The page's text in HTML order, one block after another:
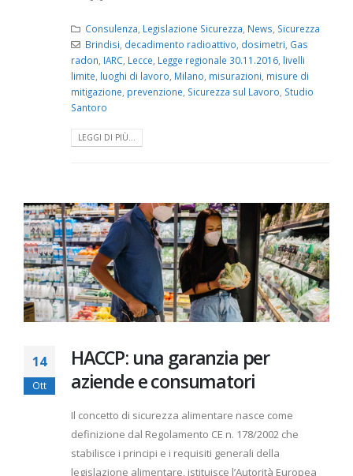
Consulenza, Legislazione Sicurezza, News, Sicurezza
Brindisi, decadimento radioattivo, dosimetri, Gas
radon, IARC, Lecce, Legge regionale 30.11.2016, livelli
limite, luoghi di lavoro, Milano, misurazioni, misure di
mitigazione, prevenzione, Sicurezza sul Lavoro, Studio
Santoro
LEGGI DI PIÙ...
14
Ott
HACCP: una garanzia per
aziende e consumatori
Il concetto di sicurezza alimentare nasce come
definizione dal Regolamento CE n. 178/2002 che
stabilisce i principi e i requisiti generali della
legislazione alimentare, istituisce l’Autorità Europea